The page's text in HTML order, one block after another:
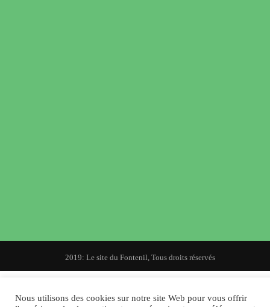
© 2019: Le site du Fontenil, Tous droits réservés
Nous utilisons des cookies sur notre site Web pour vous offrir